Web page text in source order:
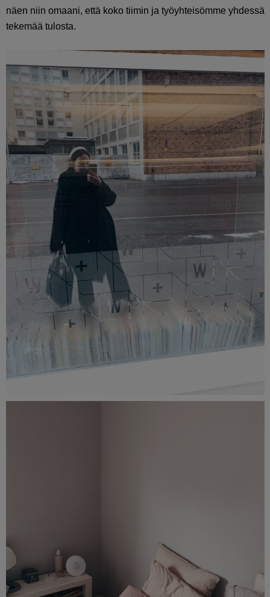
näen niin omaani, että koko tiimin ja työyhteisömme yhdessä
tekemää tulosta.